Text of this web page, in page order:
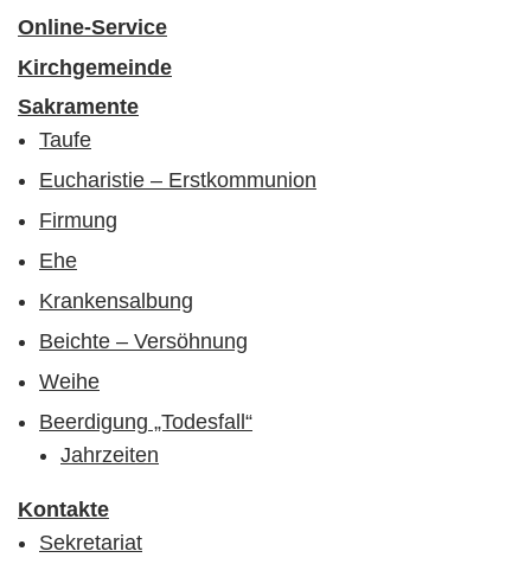
Online-Service
Kirchgemeinde
Sakramente
Taufe
Eucharistie – Erstkommunion
Firmung
Ehe
Krankensalbung
Beichte – Versöhnung
Weihe
Beerdigung „Todesfall“
Jahrzeiten
Kontakte
Sekretariat